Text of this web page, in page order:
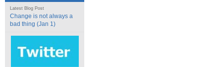
Latest Blog Post
Change is not always a
bad thing (Jan 1)